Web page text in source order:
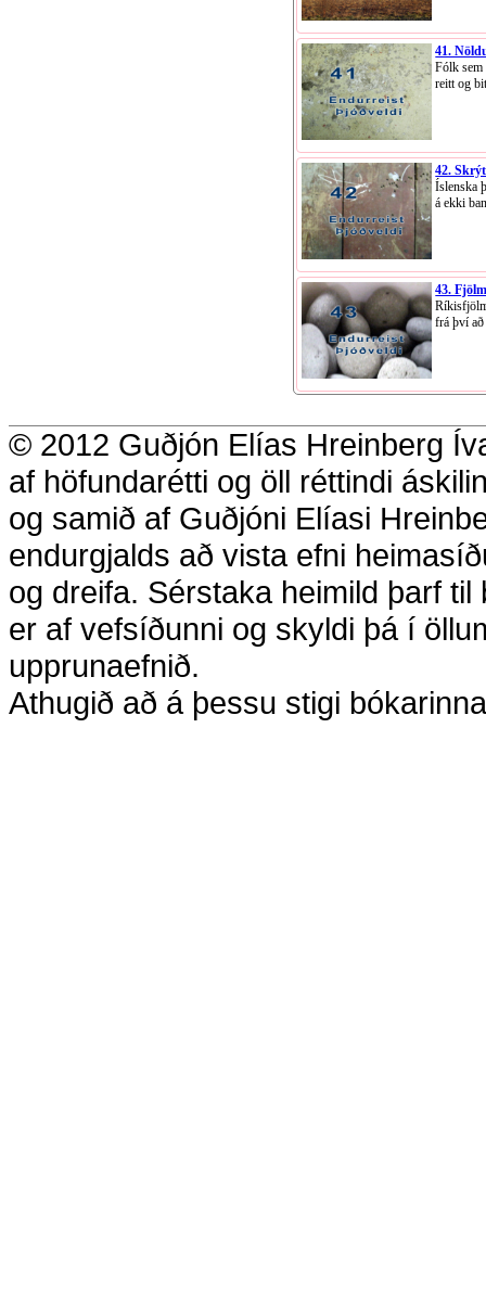
41.
Fólk
reitt og
42.
Íslenska
á ekki
43.
frá því
© 2012 Guðjón Elías Hreinberg
af höfundarétti og öll réttindi
og samið af Guðjóni Elíasi
endurgjalds að vista efni
og dreifa. Sérstaka heimild þarf
er af vefsíðunni og skyldi þá í
upprunaefnið.
Athugið að á þessu stigi